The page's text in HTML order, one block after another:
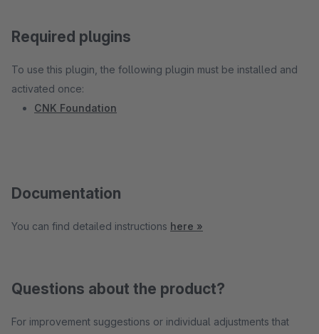
Required plugins
To use this plugin, the following plugin must be installed and
activated once:
CNK Foundation
Documentation
You can find detailed instructions here »
Questions about the product?
For improvement suggestions or individual adjustments that